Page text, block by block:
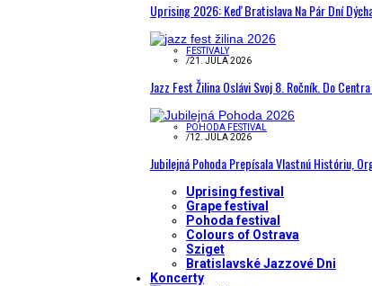
Uprising 2026: Keď Bratislava Na Pár Dní
FESTIVALY
/21. JÚLA 2026
Jazz Fest Žilina Oslávi Svoj 8. Ročník. Do
POHODA FESTIVAL
/12. JÚLA 2026
Jubilejná Pohoda Prepísala Vlastnú Históriu,
Uprising festival
Grape festival
Pohoda festival
Colours of Ostrava
Sziget
Bratislavské Jazzové Dni
Koncerty